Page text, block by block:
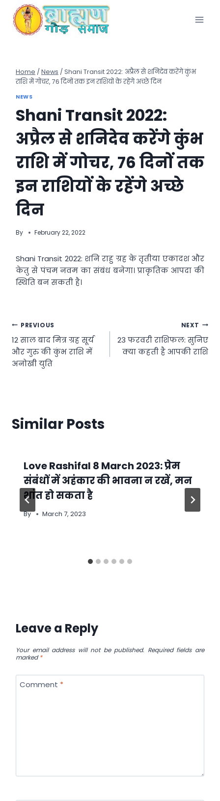
content
Home / News / Shani Transit 2022: अप्रैल से शनिदेव करेंगे कुंभ
राशि में गोचर, 76 दिनों तक इन राशियों के रहेंगे अच्छे दिन
NEWS
Shani Transit 2022:
अप्रैल से शनिदेव करेंगे कुंभ
राशि में गोचर, 76 दिनों तक
इन राशियों के रहेंगे अच्छे
दिन
By February 22, 2022
Shani Transit 2022: शनि राहु ग्रह के तृतीया एकादश और
केतु से पंचम नवम का संबंध बनेगा। प्राकृतिक आपदा की
स्थिति बन सकती है।
Post
navigation
PREVIOUS
12 साल बाद मित्र ग्रह सूर्य
और गुरु की कुंभ राशि में
अनोखी युति
NEXT
23 फरवरी राशिफल: सुनिए
क्या कहती है आपकी राशि
Similar Posts
Love Rashifal 8 March 2023: प्रेम
संबंधों में अहंकार की भावना न रखें, मन
शांत हो सकता है
By March 7, 2023
Leave a Reply
Your email address will not be published. Required fields are
marked*
Comment *